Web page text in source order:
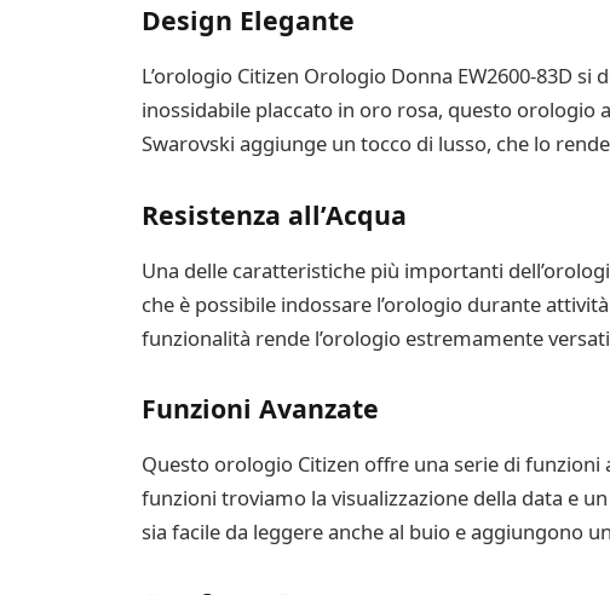
Design Elegante
L’orologio Citizen Orologio Donna EW2600-83D
inossidabile placcato in oro rosa, questo orologio
Swarovski aggiunge un tocco di lusso, che lo
Resistenza all’Acqua
Una delle caratteristiche più importanti
che è possibile indossare l’orologio durante
funzionalità rende l’orologio estremamente
Funzioni Avanzate
Questo orologio Citizen offre una serie di funzioni
funzioni troviamo la visualizzazione della data e
sia facile da leggere anche al buio e aggiungono